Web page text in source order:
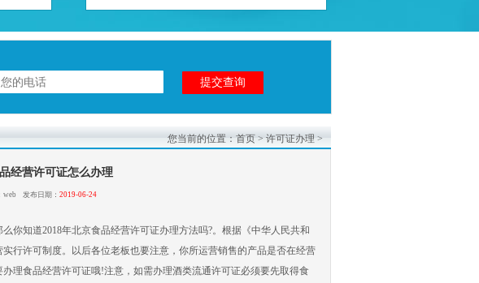
您当前的位置： 首页 > 许可证办理 >
经营许可证怎么办理
web 发布日期： 2019-06-24
你知道2018年北京食品经营许可证办理方法吗?。根据《中华人民共和
行许可制度。以后各位老板也要注意，你所运营销售的产品是否在经营
理食品经营许可证哦!注意，如需办理酒类流通许可证必须要先取得食